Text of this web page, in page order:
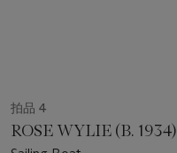
拍品 4
ROSE WYLIE (B. 1934)